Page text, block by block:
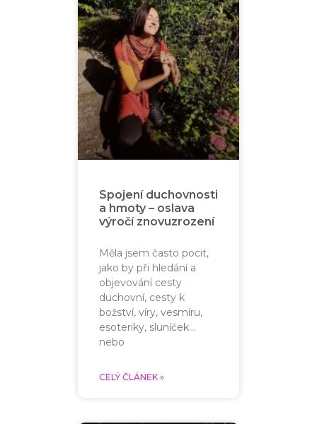
Spojení duchovnosti
a hmoty – oslava
výročí znovuzrození
Měla jsem často pocit,
jako by při hledání a
objevování cesty
duchovní, cesty k
božství, víry, vesmíru,
esoteriky, sluníček…
nebo
CELÝ ČLÁNEK »